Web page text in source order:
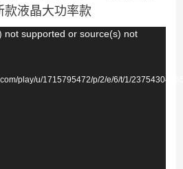
款液晶大功率款
not supported or source(s) not
play/u/1715795472/p/2/e/6/t/1/